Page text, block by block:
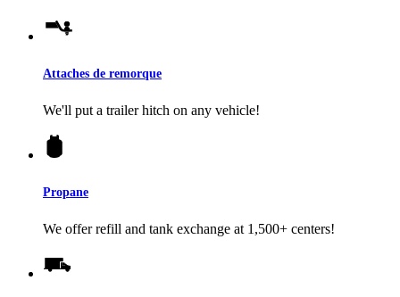
Attaches de remorque
We'll put a trailer hitch on any vehicle!
Propane
We offer refill and tank exchange at 1,500+ centers!